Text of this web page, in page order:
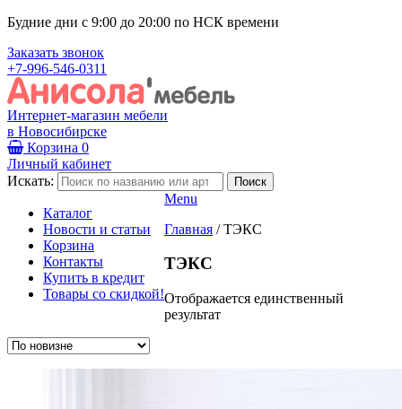
Будние дни с 9:00 до 20:00 по НСК времени
Заказать звонок
+7-996-546-0311
Интернет-магазин мебели
в Новосибирске
Корзина 0
Личный кабинет
Искать:
Каталог
Новости и статьи
Корзина
Контакты
Купить в кредит
Товары со скидкой!
Menu
Главная / ТЭКС
ТЭКС
Отображается единственный
результат